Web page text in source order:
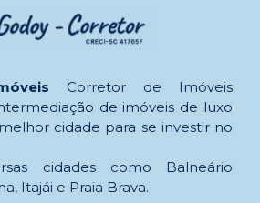
Corretor de Imóveis
de imóveis de luxo
cidade para se investir no
cidades como Balneário
Itajái e Praia Brava.